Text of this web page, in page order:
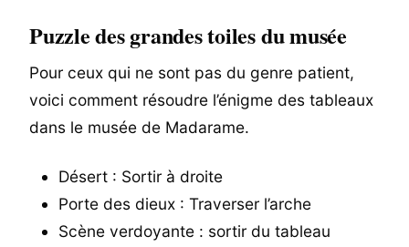
Puzzle des grandes toiles du musée
Pour ceux qui ne sont pas du genre patient,
voici comment résoudre l’énigme des tableaux
dans le musée de Madarame.
Désert : Sortir à droite
Porte des dieux : Traverser l’arche
Scène verdoyante : sortir du tableau